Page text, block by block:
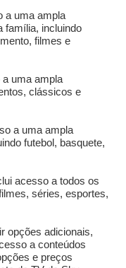
a uma ampla
família, incluindo
filmes e
uma ampla
clássicos e
a uma ampla
futebol, basquete,
acesso a todos os
séries, esportes,
opções adicionais,
a conteúdos
e preços